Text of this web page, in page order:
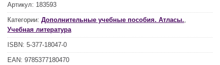
Артикул: 183593
Категории: Дополнительные учебные пособия. Атласы.
Учебная литература
ISBN: 5-377-18047-0
EAN: 9785377180470